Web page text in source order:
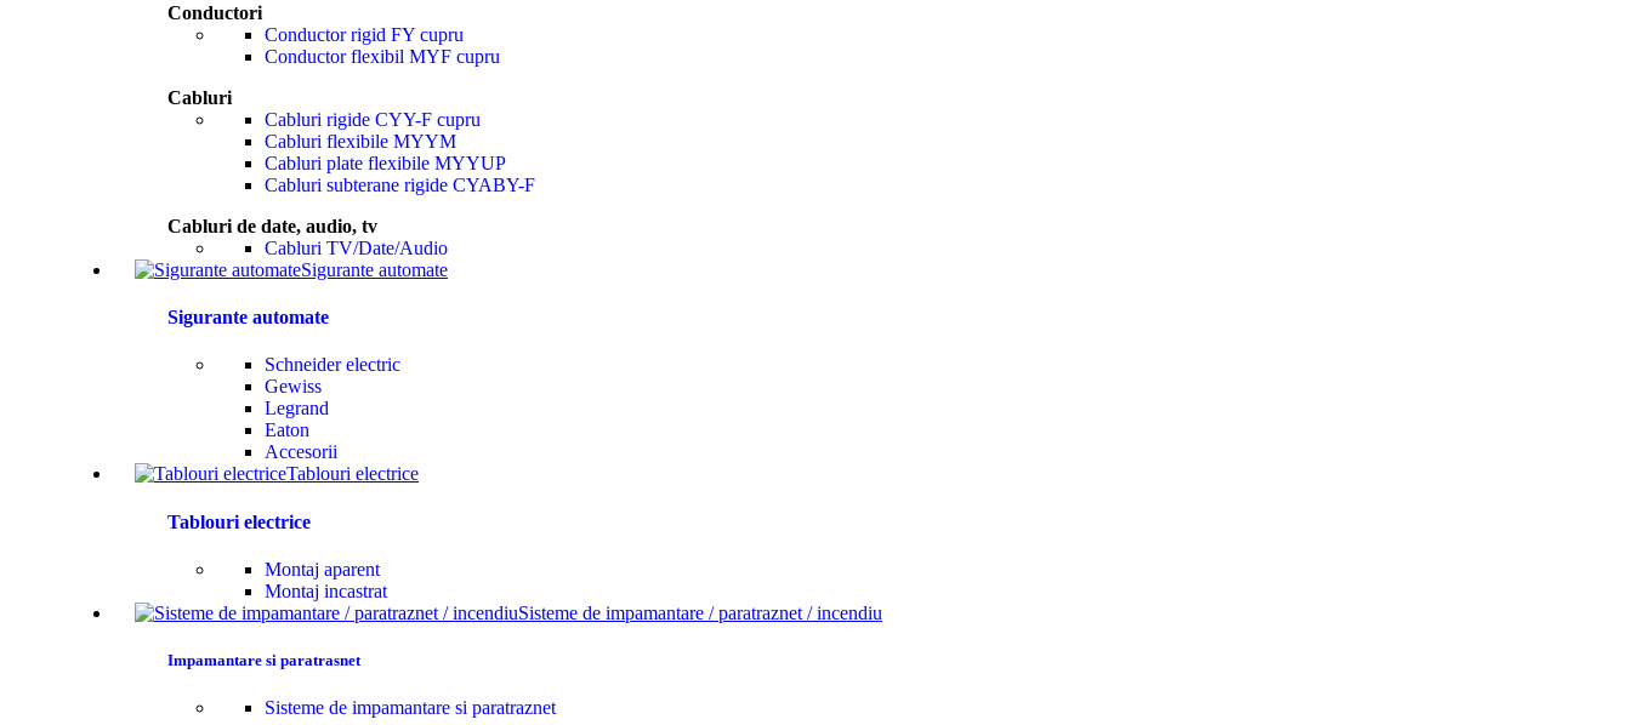
Conductori
Conductor rigid FY cupru
Conductor flexibil MYF cupru
Cabluri
Cabluri rigide CYY-F cupru
Cabluri flexibile MYYM
Cabluri plate flexibile MYYUP
Cabluri subterane rigide CYABY-F
Cabluri de date, audio, tv
Cabluri TV/Date/Audio
Sigurante automate
Sigurante automate
Schneider electric
Gewiss
Legrand
Eaton
Accesorii
Tablouri electrice
Tablouri electrice
Montaj aparent
Montaj incastrat
Sisteme de impamantare / paratraznet / incendiu
Impamantare si paratrasnet
Sisteme de impamantare si paratraznet